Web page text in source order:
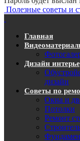
Полезные советы и
Главная
Дизайн
дизайн
Советы по
Окна и
Потолки
Ремонт